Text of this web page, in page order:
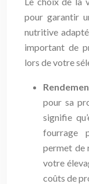
pour garantir
nutritive
important de
lors de votre
pour sa
signifie
fourrage
permet de
votre
coûts de